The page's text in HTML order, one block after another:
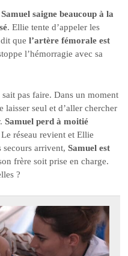
Samuel saigne beaucoup à la
. Ellie tente d’appeler les
dit quel’artère fémorale est
l’hémorragie avec sa
pas faire. Dans un moment
laisser seul et d’aller chercher
Samuel perd à moitié
réseau revient et Ellie
secours arrivent,Samuel est
frère soit prise en charge.
?